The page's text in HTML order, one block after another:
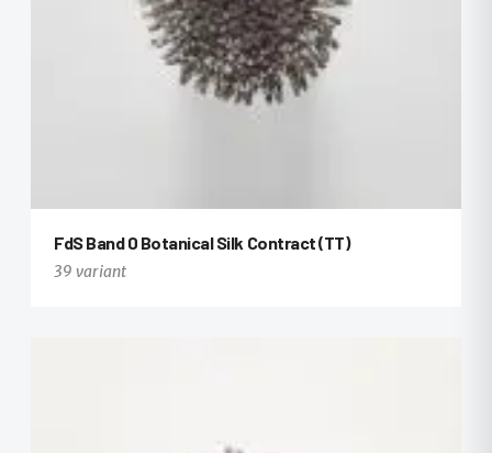
FdS Band 0 Botanical Silk Contract (TT)
39 variant